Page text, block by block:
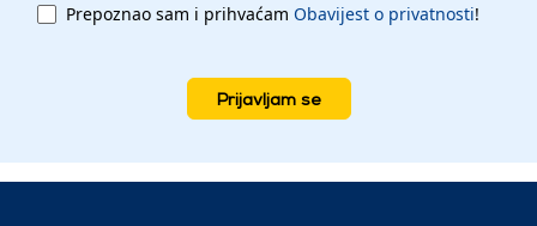
Prepoznao sam i prihvaćam Obavijest o privatnosti!
Prijavljam se